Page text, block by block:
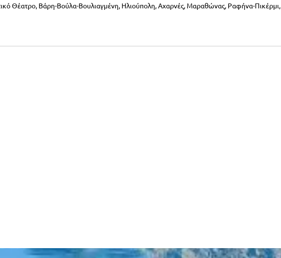
Θέατρο, Βάρη-Βούλα-Βουλιαγμένη, Ηλιούπολη, Αχαρνές, Μαραθώνας, Ραφήνα-Πικέρμι,